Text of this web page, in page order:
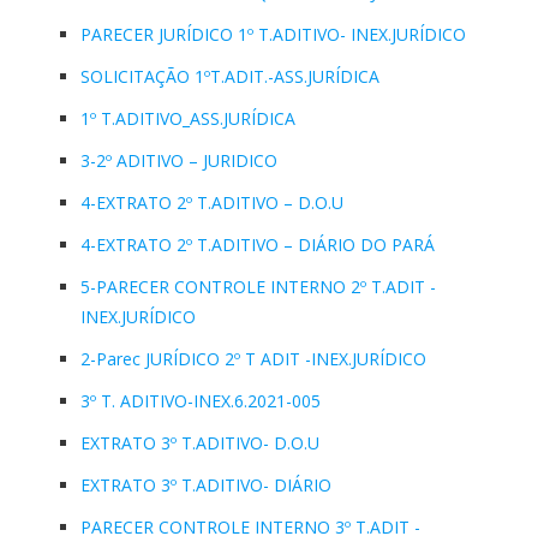
PARECER JURÍDICO 1º T.ADITIVO- INEX.JURÍDICO
SOLICITAÇÃO 1ºT.ADIT.-ASS.JURÍDICA
1º T.ADITIVO_ASS.JURÍDICA
3-2º ADITIVO – JURIDICO
4-EXTRATO 2º T.ADITIVO – D.O.U
4-EXTRATO 2º T.ADITIVO – DIÁRIO DO PARÁ
5-PARECER CONTROLE INTERNO 2º T.ADIT -
INEX.JURÍDICO
2-Parec JURÍDICO 2º T ADIT -INEX.JURÍDICO
3º T. ADITIVO-INEX.6.2021-005
EXTRATO 3º T.ADITIVO- D.O.U
EXTRATO 3º T.ADITIVO- DIÁRIO
PARECER CONTROLE INTERNO 3º T.ADIT -